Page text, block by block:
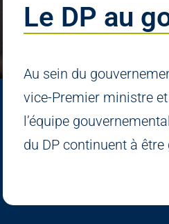
Le DP au
Au sein du
vice-Premier ministre
l’équipe
du DP continuent à